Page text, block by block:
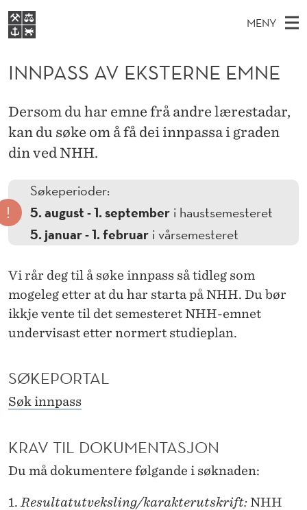
N
N
P
A
S
S
V
K
S
T
E
R
N
E
E
M
N
MENY
O
E
D
M
Y
VIDEREUTDANNING
Ø
T
S
E
D
Forsiden
Studier
Om NHH
Alumni
INNPASS AV EKSTERNE EMNE
Dersom du har emne frå andre lærestadar,
kan du søke om å få dei innpassa i graden
din ved NHH.
!
Søkeperioder:
5. august - 1. september i haustsemesteret
5. januar - 1. februar i vårsemesteret
Vi rår deg til å søke innpass så tidleg som
mogeleg etter at du har starta på NHH. Du bør
ikkje vente til det semesteret NHH-emnet
undervisast etter normert studieplan.
SØKEPORTAL
Søk innpass
KRAV TIL DOKUMENTASJON
Du må dokumentere følgande i søknaden:
Resultatutveksling/karakterutskrift:NHH